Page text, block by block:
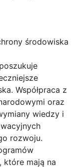
środowiska
Współpraca z
oraz
wiedzy i
rozwoju.
które mają na